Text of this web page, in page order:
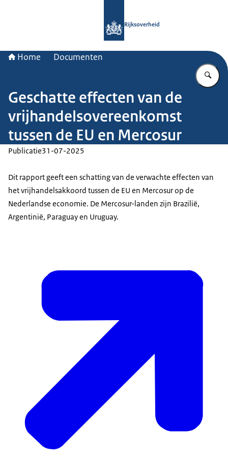
Rijksoverheid
Home Documenten
Geschatte effecten van de
vrijhandelsovereenkomst
tussen de EU en Mercosur
Publicatie31-07-2025
Dit rapport geeft een schatting van de verwachte effecten van
het vrijhandelsakkoord tussen de EU en Mercosur op de
Nederlandse economie. De Mercosur-landen zijn Brazilië,
Argentinië, Paraguay en Uruguay.